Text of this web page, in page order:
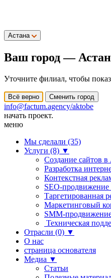
Астана
Ваш город —
Уточните филиал, чтобы
Всё верно Сменить город
info@factum.agency/aktobe
начать проект.
меню
Мы сделали (35)
Услуги (8) ▼
Создание сайтов в
Разработка
Контекстная
SEO-продвижение
Таргетированная
Маркетинговый
SMM-
Техническая
Отрасли (0) ▼
О нас
страница основателя
Медиа ▼
Статьи